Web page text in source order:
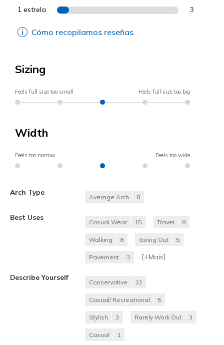
1 estrela 3
Cómo recopilamos reseñas
Sizing
Feels full size too small Feels full size too big
Width
Feels too narrow Feels too wide
Arch Type
Average Arch 8
Best Uses
Casual Wear 15 Travel 8
Walking 8 Going Out 5
Pavement 3 [+Mais]
Describe Yourself
Conservative 13
Casual/ Recreational 5
Stylish 3 Rarely Work Out 3
Casual 1